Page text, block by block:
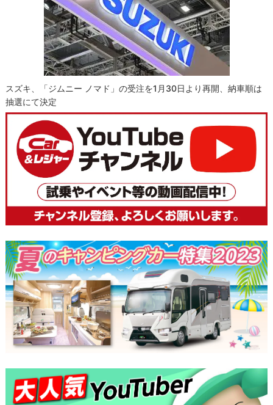
スズキ、「ジムニー ノマド」の受注を1月30日より再開、納車順は
抽選にて決定